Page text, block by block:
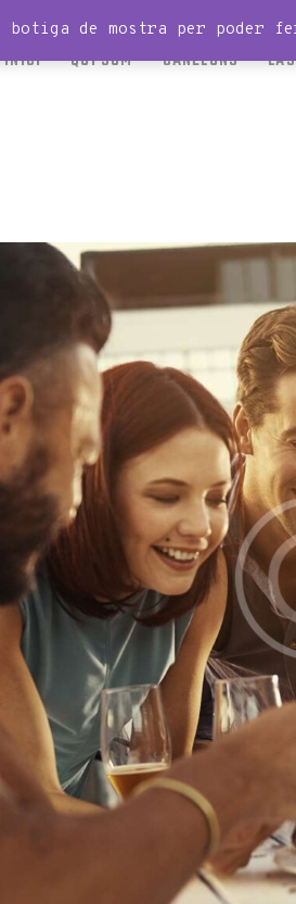
INICI QUI SOM CANELONS
INICI
QUI SOM
PASTISSOS
VARIS
botiga de mostra per poder